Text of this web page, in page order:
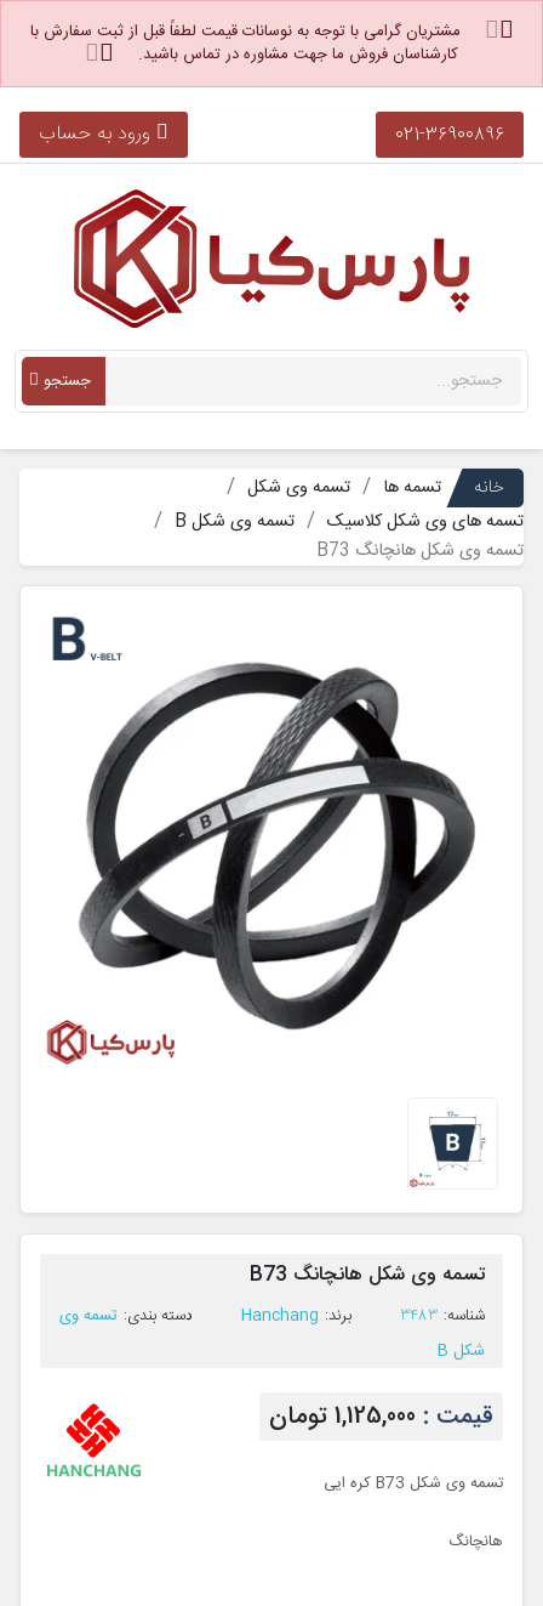
مشتریان گرامی با توجه به نوسانات قیمت لطفاً قبل از ثبت سفارش با
کارشناسان فروش ما جهت مشاوره در تماس باشید.
021-36900896 ورود به حساب
جستجو
خانه تسمه ها
تسمه وی شکل
تسمه های وی شکل کلاسیک
تسمه وی شکل B
تسمه وی شکل هانچانگ B73
تسمه وی شکل هانچانگ B73
ﺷﻨﺎﺳﻪ: 3483 ﺑﺮﻧﺪ: Hanchang ﺩﺳﺘﻪ ﺑﻨﺪی: تسمه وی
شکل B
قیمت : 1,125,000 تومان
تسمه وی شکل B73 کره ایی
هانچانگ